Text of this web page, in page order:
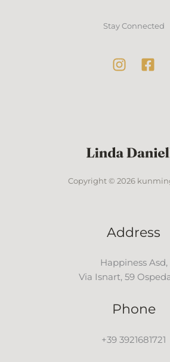
Stay Connected
Copyright © 2026
Address
Happiness Asd,
Via Isnart, 59
Phone
+39 3921681721